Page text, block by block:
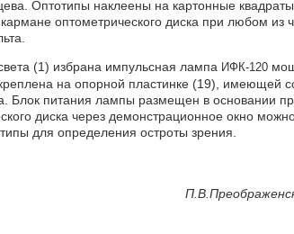
Оптотипы наклеены на картонные
оптометрического диска при любом из
(1) избрана импульсная лампа ИФК-120
на опорной пластинке (19), имеющей
Блок питания лампы размещен в основании
диска через демонстрационное окно
для определения остроты зрения.